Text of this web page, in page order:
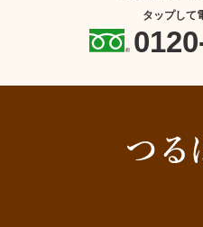
タップして